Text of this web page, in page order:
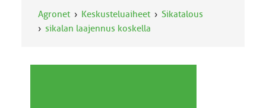
Agronet Keskusteluaiheet
Sikatalous
sikalan laajennus koskella